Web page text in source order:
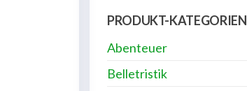
PRODUKT-KATEGORIEN
Abenteuer
Belletristik